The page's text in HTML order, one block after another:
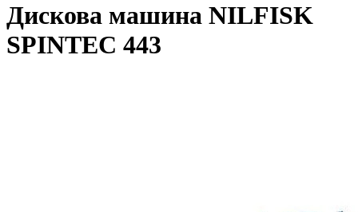
Дискова машина NILFISK
SPINTEC 443